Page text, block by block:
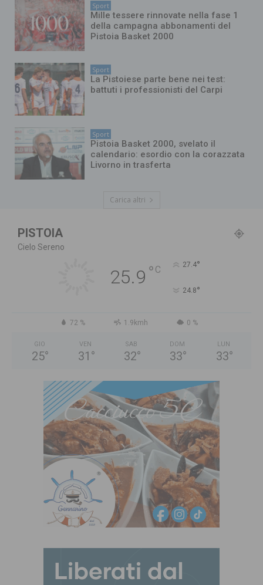
Sport
Mille tessere rinnovate nella fase 1
della campagna abbonamenti del
Pistoia Basket 2000
Sport
La Pistoiese parte bene nei test:
battuti i professionisti del Carpi
Sport
Pistoia Basket 2000, svelato il
calendario: esordio con la corazzata
Livorno in trasferta
Carica altri
PISTOIA
Cielo Sereno
25.9 ° C 27.4°
24.8°
72 % 1.9kmh 0 %
GIO
25°
VEN
31 °
SAB
32°
DOM
33°
LUN
33°